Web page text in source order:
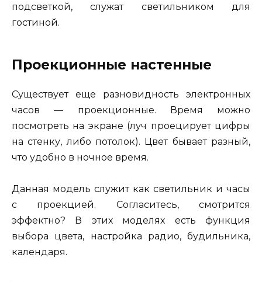
подсветкой, служат светильником для
гостиной.
Проекционные настенные
Существует еще разновидность электронных
часов — проекционные. Время можно
посмотреть на экране (луч проецирует цифры
на стенку, либо потолок). Цвет бывает разный,
что удобно в ночное время.
Данная модель служит как светильник и часы
с проекцией. Согласитесь, смотрится
эффектно? В этих моделях есть функция
выбора цвета, настройка радио, будильника,
календаря.